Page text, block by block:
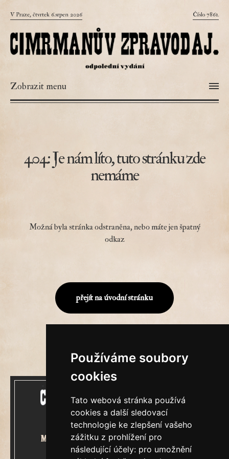
Používáme soubory
cookies
Tato webová stránka používá
cookies a další sledovací
technologie ke zlepšení vašeho
zážitku z prohlížení pro
následující účely: pro umožnění
V Praze, čtvrtek 6.srpen 2026 Číslo 7861.
Zobrazit menu
404: Je nám líto, tuto stránku zde
nemáme
Možná byla stránka odstraněna, nebo máte jen špatný
odkaz
přejít na úvodní stránku
Mecenášem Cimrmanova Zpravodaje
je společnost